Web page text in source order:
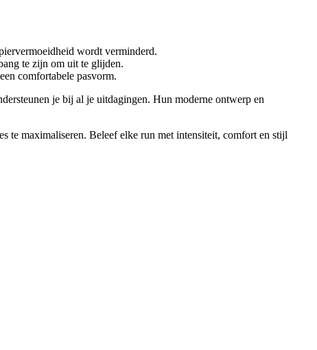
wordt verminderd.
te zijn om uit te glijden.
comfortabele pasvorm.
je bij al je uitdagingen. Hun moderne ontwerp en
te maximaliseren. Beleef elke run met intensiteit, comfort en stijl